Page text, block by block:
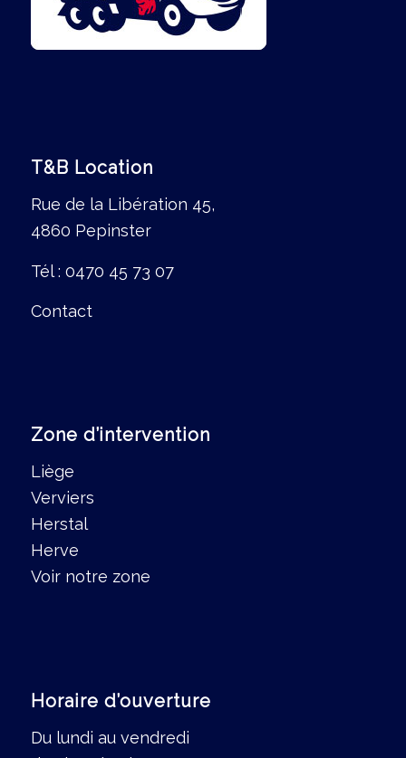
T&B Location
Rue de la Libération 45,
4860 Pepinster
Tél : 0470 45 73 07
Contact
Zone d’intervention
Liège
Verviers
Herstal
Herve
Voir notre zone
Horaire d’ouverture
Du lundi au vendredi